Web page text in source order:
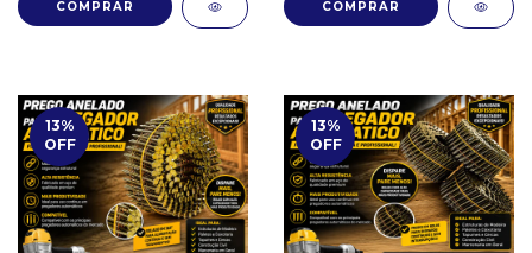
13%
OFF
13%
OFF